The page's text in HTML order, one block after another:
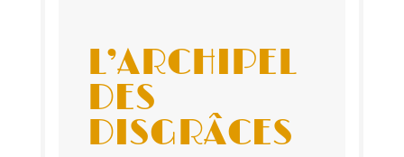
L’AR­CHI­PEL
DES
DISGRÂCES